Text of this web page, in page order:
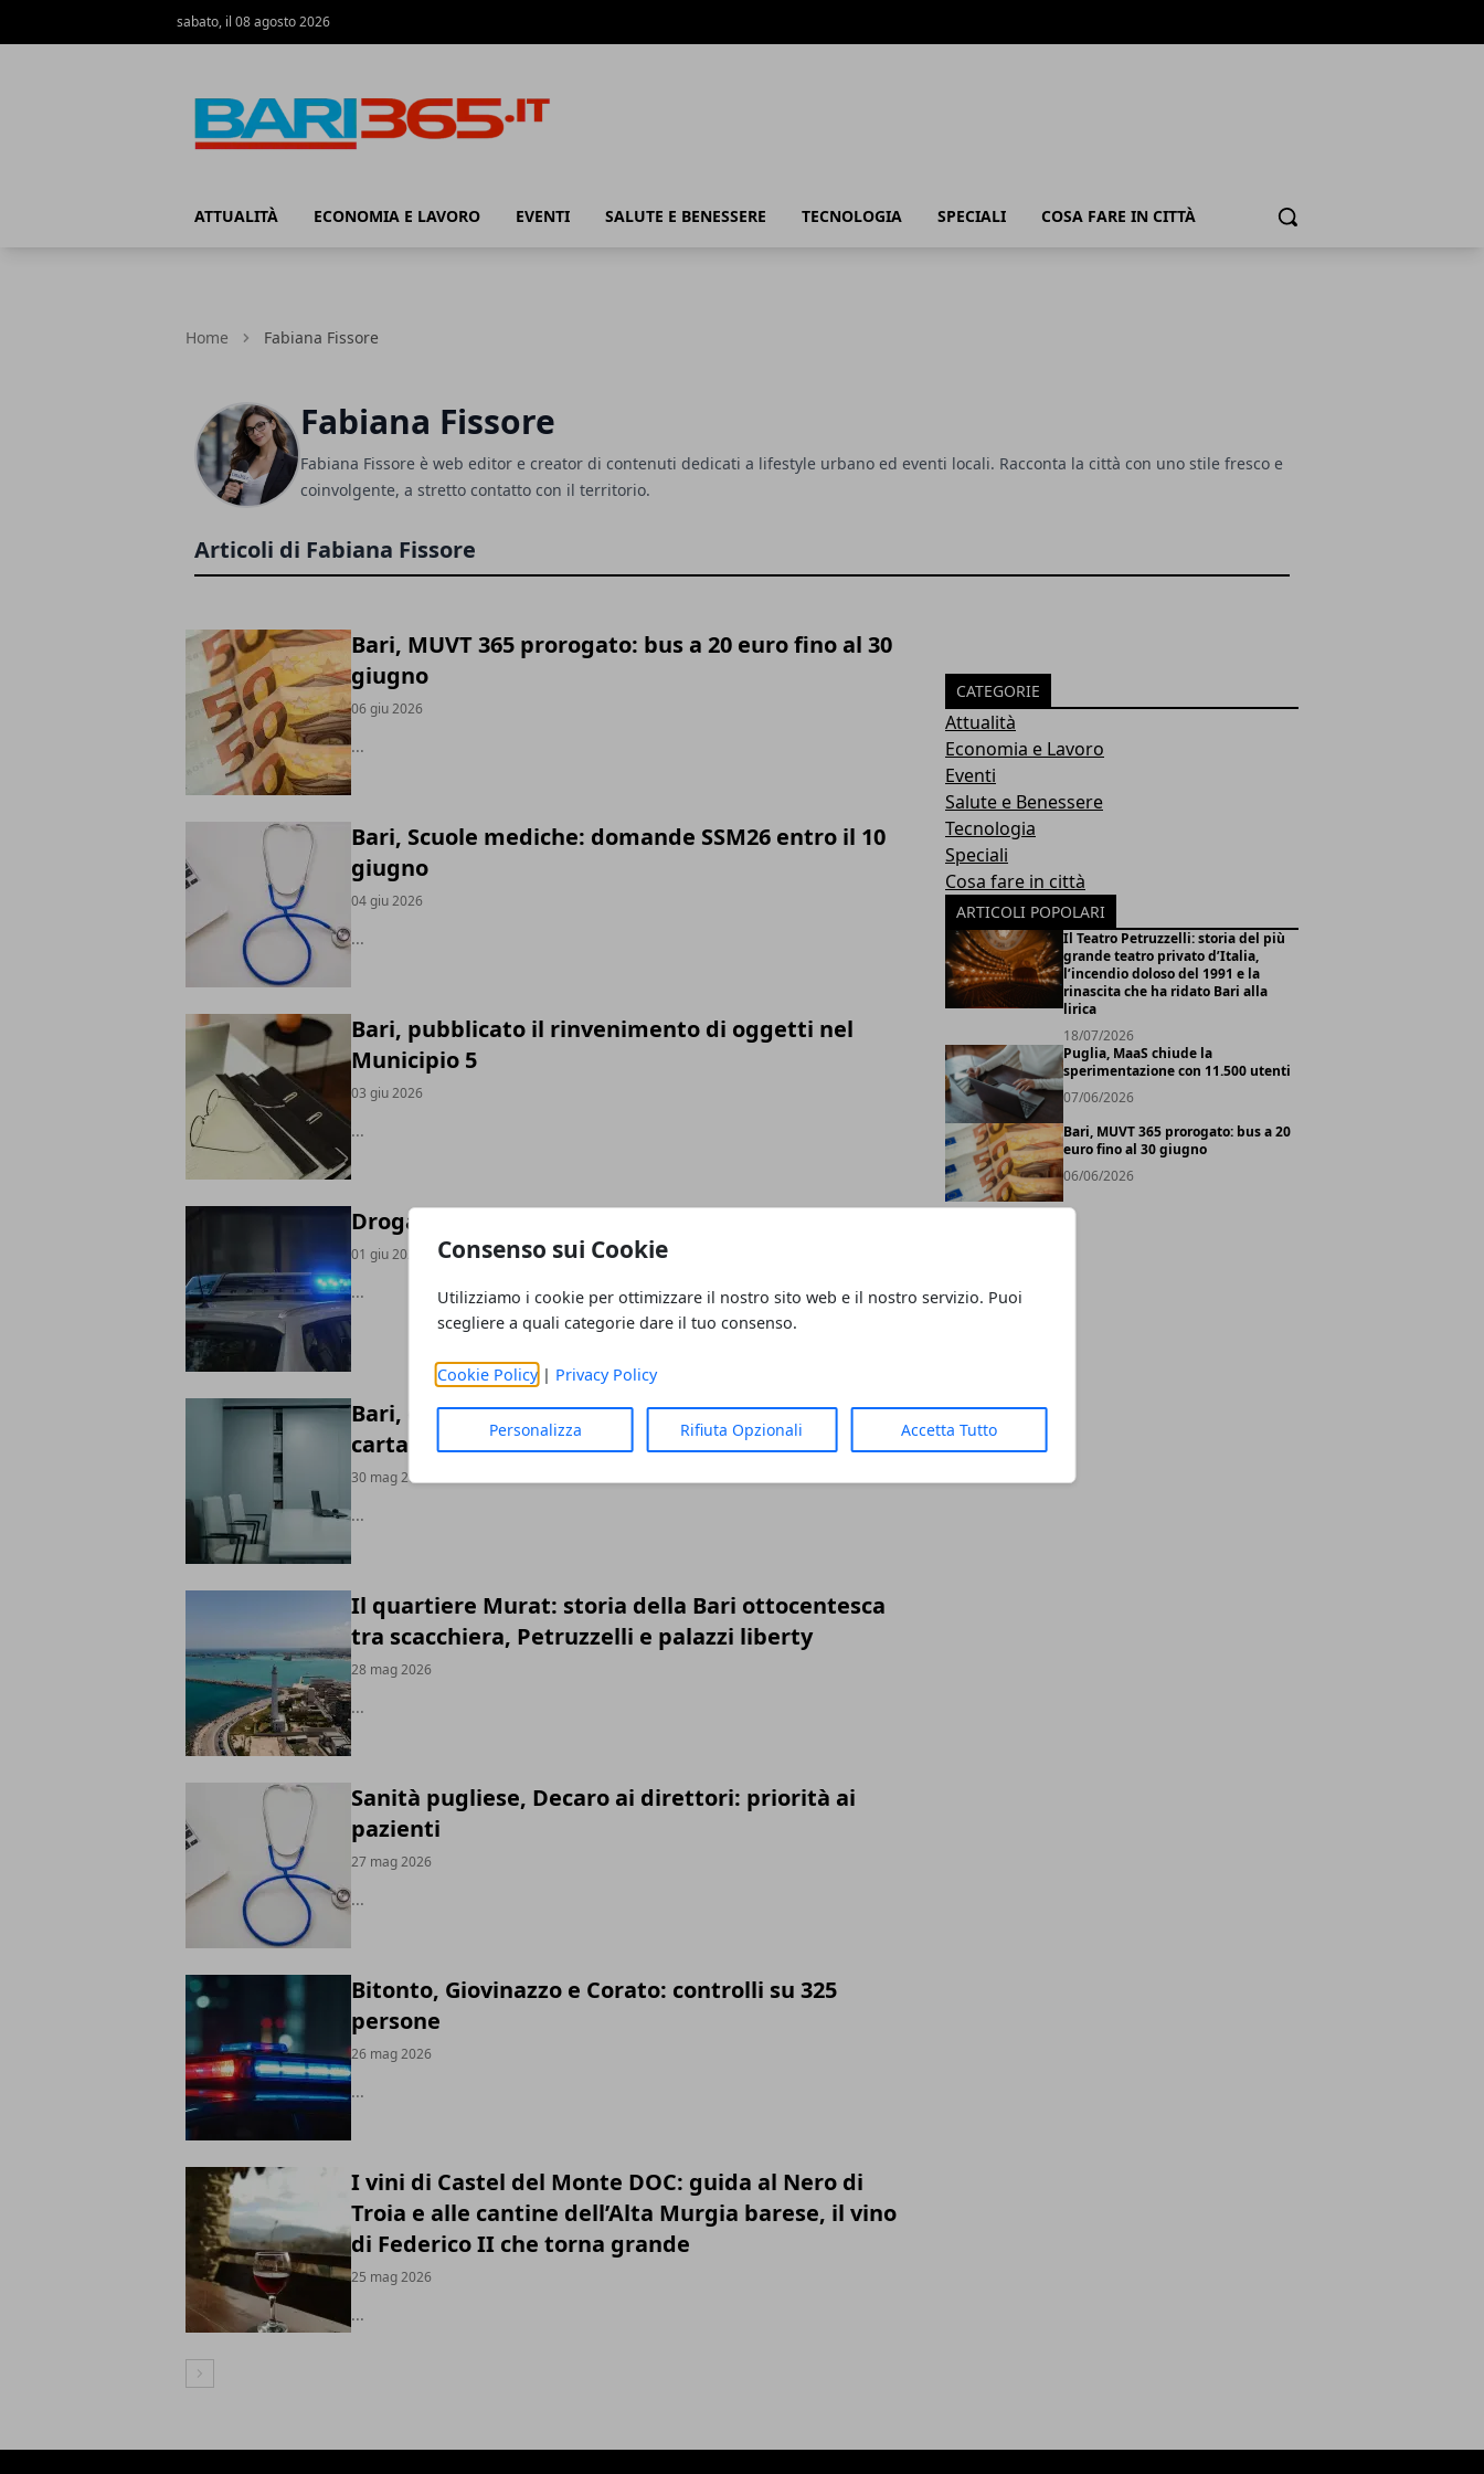
Consenso sui Cookie
Utilizziamo i cookie per ottimizzare il nostro sito web e il nostro servizio. Puoi
scegliere a quali categorie dare il tuo consenso.
Cookie Policy| Privacy Policy
Personalizza Rifiuta Opzionali Accetta Tutto
sabato, il 08 agosto 2026
ATTUALITÀ ECONOMIA E LAVORO EVENTI SALUTE E BENESSERE TECNOLOGIA SPECIALI COSA FARE IN CITTÀ Cerca
Home Fabiana Fissore
Fabiana Fissore
Fabiana Fissore è web editor e creator di contenuti dedicati a lifestyle urbano ed eventi locali. Racconta la città con uno stile fresco e
coinvolgente, a stretto contatto con il territorio.
Articoli di Fabiana Fissore
Bari, MUVT 365 prorogato: bus a 20 euro fino al 30
giugno
06 giu 2026
...
Bari, Scuole mediche: domande SSM26 entro il 10
giugno
04 giu 2026
...
Bari, pubblicato il rinvenimento di oggetti nel
Municipio 5
03 giu 2026
...
Droga e armi a Bari, 28 arresti e 58 kg sequestrati
01 giu 2026
...
Bari, open day per sostituire le carte d’identità
cartacee
30 mag 2026
...
Il quartiere Murat: storia della Bari ottocentesca
tra scacchiera, Petruzzelli e palazzi liberty
28 mag 2026
...
Sanità pugliese, Decaro ai direttori: priorità ai
pazienti
27 mag 2026
...
Bitonto, Giovinazzo e Corato: controlli su 325
persone
26 mag 2026
...
I vini di Castel del Monte DOC: guida al Nero di
Troia e alle cantine dell’Alta Murgia barese, il vino
di Federico II che torna grande
25 mag 2026
...
Articolo Successivo
CATEGORIE
Attualità
Economia e Lavoro
Eventi
Salute e Benessere
Tecnologia
Speciali
Cosa fare in città
ARTICOLI POPOLARI
Il Teatro Petruzzelli: storia del più
grande teatro privato d’Italia,
l’incendio doloso del 1991 e la
rinascita che ha ridato Bari alla
lirica
18/07/2026
Puglia, MaaS chiude la
sperimentazione con 11.500 utenti
07/06/2026
Bari, MUVT 365 prorogato: bus a 20
euro fino al 30 giugno
06/06/2026